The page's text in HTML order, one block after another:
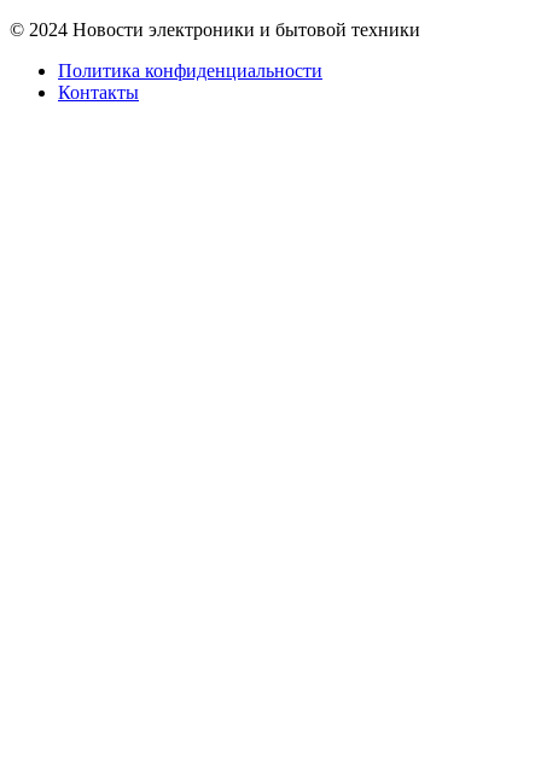
© 2024 Новости электроники и бытовой техники
Политика конфиденциальности
Контакты